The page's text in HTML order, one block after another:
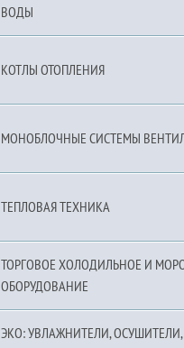
ВОДЫ
КОТЛЫ ОТОПЛЕНИЯ
МОНОБЛОЧНЫЕ СИСТЕМЫ
ТЕПЛОВАЯ ТЕХНИКА
ТОРГОВОЕ ХОЛОДИЛЬНОЕ И
ОБОРУДОВАНИЕ
ЭКО: УВЛАЖНИТЕЛИ,